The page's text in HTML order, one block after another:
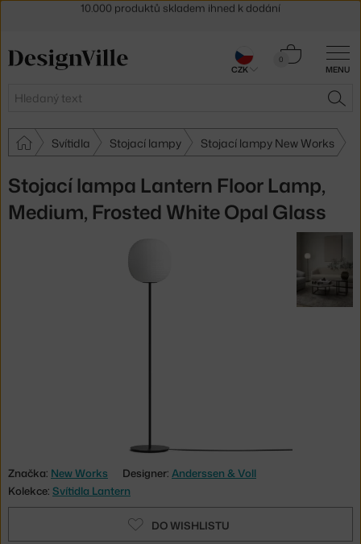
MENU
Hledat
0
Košík
Svítidla Stojací lampy Stojací lampy New Works
Stojací lampa Lantern Floor Lamp,
Medium, Frosted White Opal Glass
Značka: New Works Designer: Anderssen & Voll
Kolekce: Svítidla Lantern
DO WISHLISTU
30 dní na vrácení zboží
CZK